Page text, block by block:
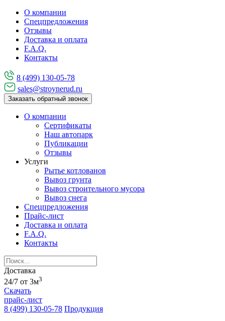
О компании
Спецпредложения
Отзывы
Доставка и оплата
F.A.Q.
Контакты
8 (499) 130-05-78
sales@stroynerud.ru
Заказать обратный звонок
О компании
Сертификаты
Наш автопарк
Публикации
Отзывы
Услуги
Рытье котлованов
Вывоз грунта
Вывоз строительного мусора
Вывоз снега
Спецпредложения
Прайс-лист
Доставка и оплата
F.A.Q.
Контакты
Доставка
24/7 от 3м3
Скачать
прайс-лист
8 (499) 130-05-78 Продукция